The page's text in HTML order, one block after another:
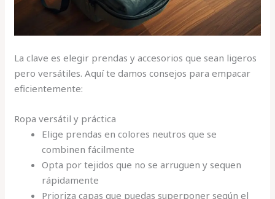
La clave es elegir prendas y accesorios que sean ligeros
pero versátiles. Aquí te damos consejos para empacar
eficientemente:
Ropa versátil y práctica
Elige prendas en colores neutros que se
combinen fácilmente
Opta por tejidos que no se arruguen y sequen
rápidamente
Prioriza capas que puedas superponer según el